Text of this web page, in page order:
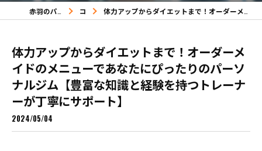
コラム 体力アップからダイエットまで！オーダーメイドのメニューであなたにぴったりのパーソナルジム【豊富な知識と経験を持つトレーナーが丁寧にサポート】
体力アップからダイエットまで！オーダーメ
イドのメニューであなたにぴったりのパーソ
ナルジム【豊富な知識と経験を持つトレーナ
ーが丁寧にサポート】
2024/05/04